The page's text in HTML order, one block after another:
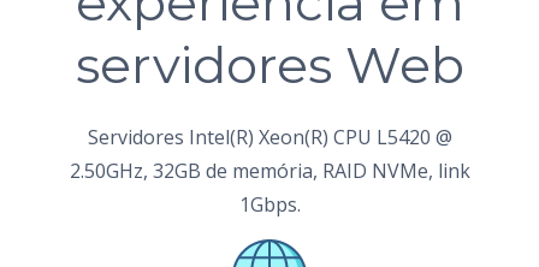
servidores Web
Servidores Intel(R) Xeon(R) CPU L5420 @
2.50GHz, 32GB de memória, RAID NVMe, link
1Gbps.